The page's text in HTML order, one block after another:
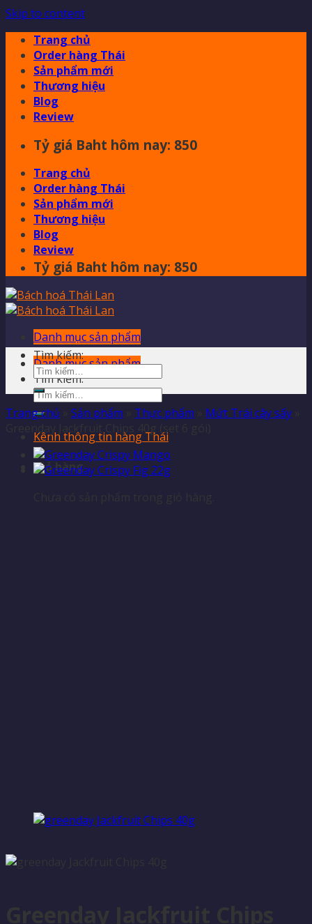
Skip to content
Trang chủ
Order hàng Thái
Sản phẩm mới
Thương hiệu
Blog
Review
Tỷ giá Baht hôm nay: 850
Trang chủ
Order hàng Thái
Sản phẩm mới
Thương hiệu
Blog
Review
Tỷ giá Baht hôm nay: 850
Danh mục sản phẩm
Danh mục sản phẩm
Tìm kiếm:
Kênh thông tin hàng Thái
Giỏ hàng
Tìm kiếm:
Trang chủ Sản phẩm Thực phẩm Mứt Trái cây sấy